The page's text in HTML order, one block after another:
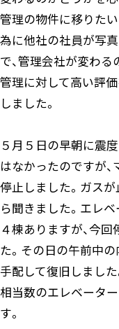
管理の物件に移りた
為に他社の社員が写
で、管理会社が変わ
管理に対して高い評
しました。
５月５日の早朝に震
はなかったのですが
停止しました。ガス
ら聞きました。エレ
４棟ありますが、今
た。その日の午前中
手配して復旧しまし
相当数のエレベータ
す。